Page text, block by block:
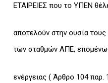
ΕΤΑΙΡΕΙΕΣ που το ΥΠΕΝ
αποτελούν στην ουσία τους
των σταθμών ΑΠΕ,
ενέργειας ( Άρθρο 104